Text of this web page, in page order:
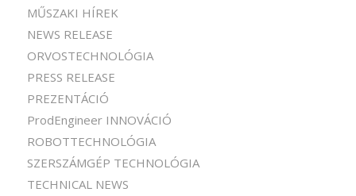
MŰSZAKI HÍREK
NEWS RELEASE
ORVOSTECHNOLÓGIA
PRESS RELEASE
PREZENTÁCIÓ
ProdEngineer INNOVÁCIÓ
ROBOTTECHNOLÓGIA
SZERSZÁMGÉP TECHNOLÓGIA
TECHNICAL NEWS